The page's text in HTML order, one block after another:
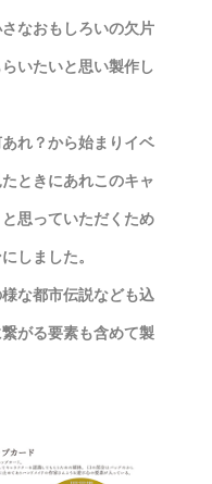
なおもしろいの欠片
いたいと思い製作し
れ？から始まりイベ
ときにあれこのキャ
思っていただくため
しました。
な都市伝説なども込
がる要素も含めて製